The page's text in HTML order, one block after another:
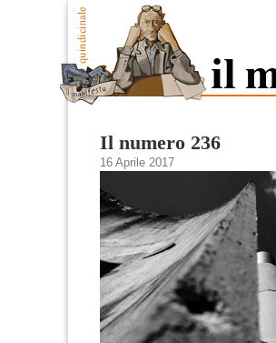
Il numero 236
16 Aprile 2017